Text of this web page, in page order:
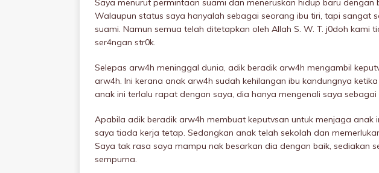
Saya menurut permintaan suami dan meneruskan hidup baru dengan
Walaupun status saya hanyalah sebagai seorang ibu tiri, tapi sangat
suami. Namun semua telah ditetapkan oleh Allah S. W. T. j0doh kami
ser4ngan str0k.
Selepas arw4h meninggaI dunia, adik beradik arw4h mengambil
arw4h. Ini kerana anak arw4h sudah kehilangan ibu kandungnya
anak ini terlalu rapat dengan saya, dia hanya mengenali saya sebagai
Apabila adik beradik arw4h membuat keputvsan untuk menjaga anak
saya tiada kerja tetap. Sedangkan anak telah sekolah dan
Saya tak rasa saya mampu nak besarkan dia dengan baik, sediakan
sempurna.